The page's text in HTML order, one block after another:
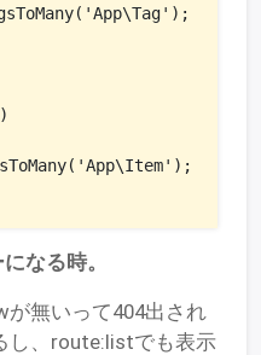
なる時。
が無いって404出され
し、route:listでも表示